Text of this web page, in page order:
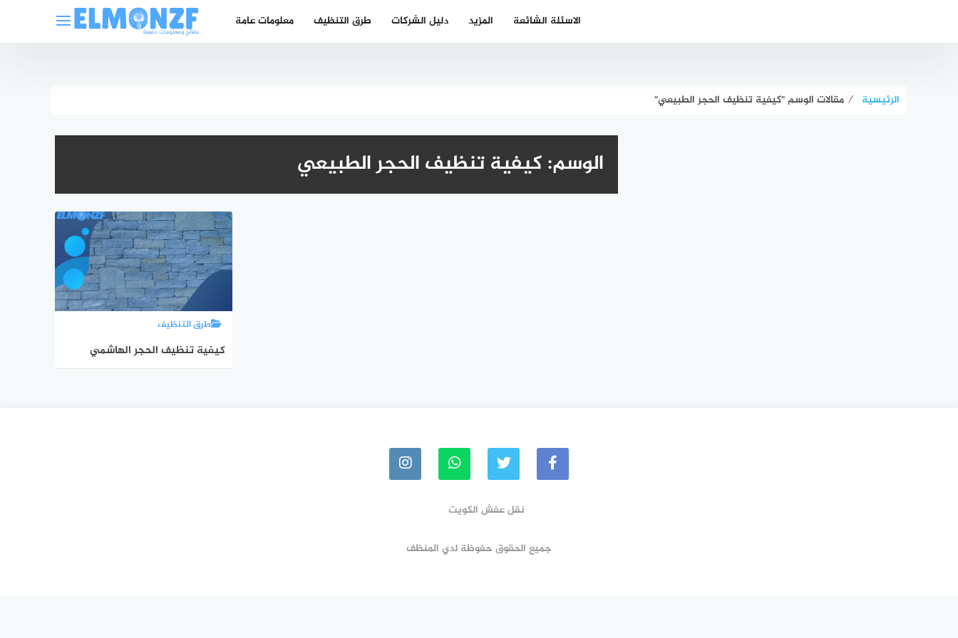
معلومات عامة طرق التنظيف دليل الشركات المزيد الاسئلة الشائعة
الرئيسية ⁄ مقالات الوسم "كيفية تنظيف الحجر الطبيعي"
الوسم:كيفية تنظيف الحجر الطبيعي
طرق التنظيف
كيفية تنظيف الحجر الهاشمي
نقل عفش الكويت
جميع الحقوق حفوظة لدي المنظف